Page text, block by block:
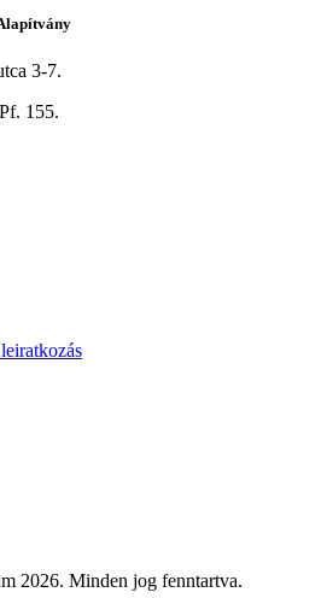
3-7.
155.
2026. Minden jog fenntartva.